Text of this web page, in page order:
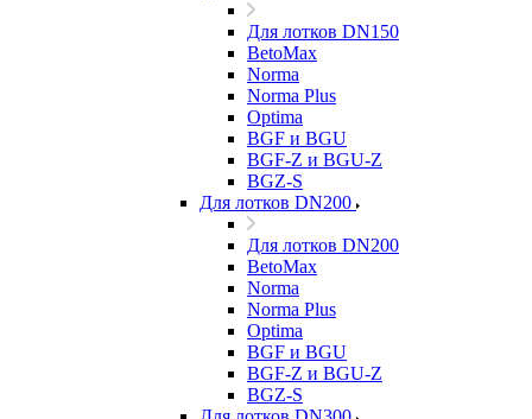
Для лотков DN150
BetoMax
Norma
Norma Plus
Optima
BGF и BGU
BGF-Z и BGU-Z
BGZ-S
Для лотков DN200
Для лотков DN200
BetoMax
Norma
Norma Plus
Optima
BGF и BGU
BGF-Z и BGU-Z
BGZ-S